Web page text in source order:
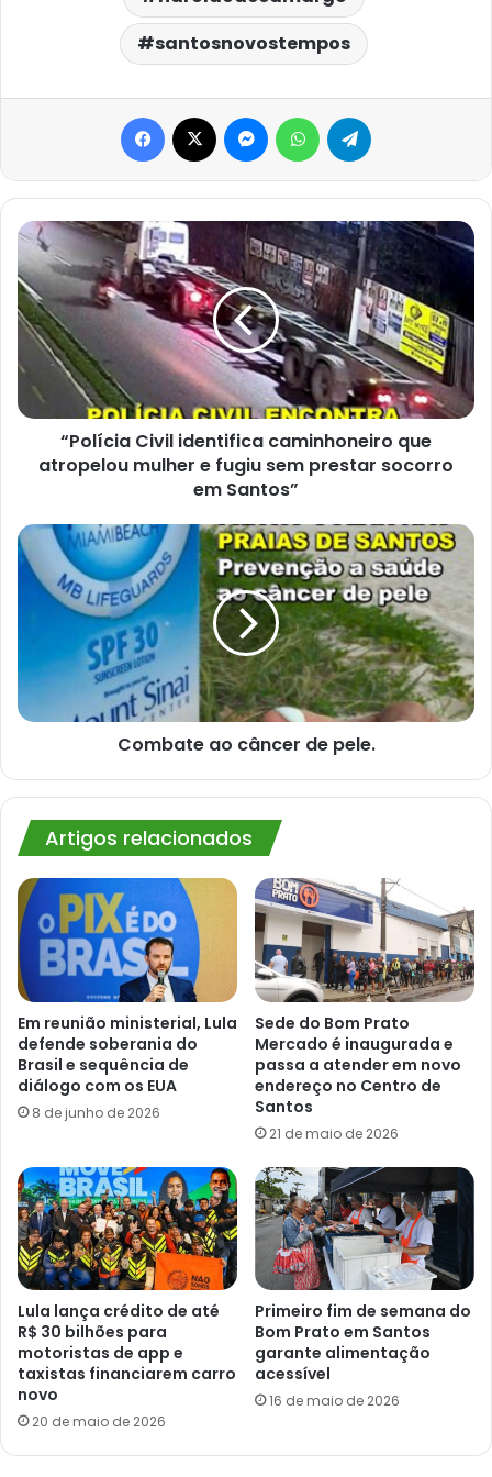
santosnovostempos
Facebook MessengerWhatsApp
“Polícia
Civil
identifica
caminhoneiro
que
atropelou
mulher
fugiu
prestar
Santos”
“Polícia Civil identifica caminhoneiro que
atropelou mulher e fugiu sem prestar socorro
em Santos”
Combate
ao
câncer
Combate ao câncer de pele.
Artigos relacionados
Em reunião ministerial, Lula
defende soberania do
Brasil e sequência de
diálogo com os EUA
8 de junho de 2026
Sede do Bom Prato
Mercado é inaugurada e
passa a atender em novo
endereço no Centro de
Santos
21 de maio de 2026
Lula lança crédito de até
R$ 30 bilhões para
motoristas de app e
taxistas financiarem carro
novo
20 de maio de 2026
Primeiro fim de semana do
Bom Prato em Santos
garante alimentação
acessível
16 de maio de 2026